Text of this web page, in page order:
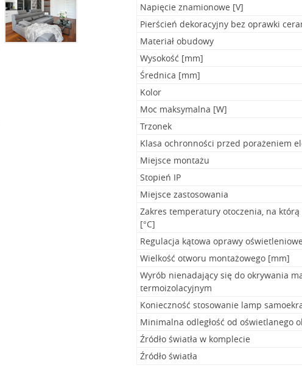
Napięcie znamionowe [V]
Pierścień dekoracyjny bez oprawki
Materiał obudowy
Wysokość [mm]
Średnica [mm]
Kolor
Moc maksymalna [W]
Trzonek
Klasa ochronności przed porażeniem
Miejsce montażu
Stopień IP
Miejsce zastosowania
Zakres temperatury otoczenia, na
[°C]
Regulacja kątowa oprawy
Wielkość otworu montażowego [mm]
Wyrób nienadający się do okrywania
termoizolacyjnym
Konieczność stosowanie lamp
Minimalna odległość od oświetlanego
Źródło światła w komplecie
Źródło światła